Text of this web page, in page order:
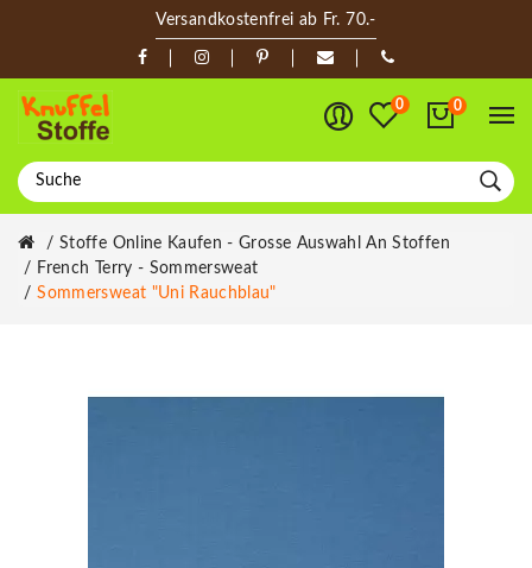
Versandkostenfrei ab Fr. 70.-
0 0
Stoffe Online Kaufen - Grosse Auswahl An Stoffen
French Terry - Sommersweat
Sommersweat "Uni Rauchblau"